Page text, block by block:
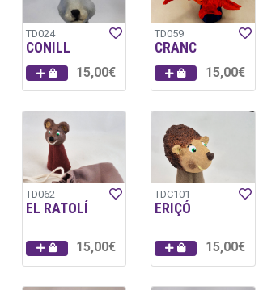
TD024
CONILL
15,00€
TD059
CRANC
15,00€
TD062
EL RATOLÍ
15,00€
TDC101
ERIÇÓ
15,00€